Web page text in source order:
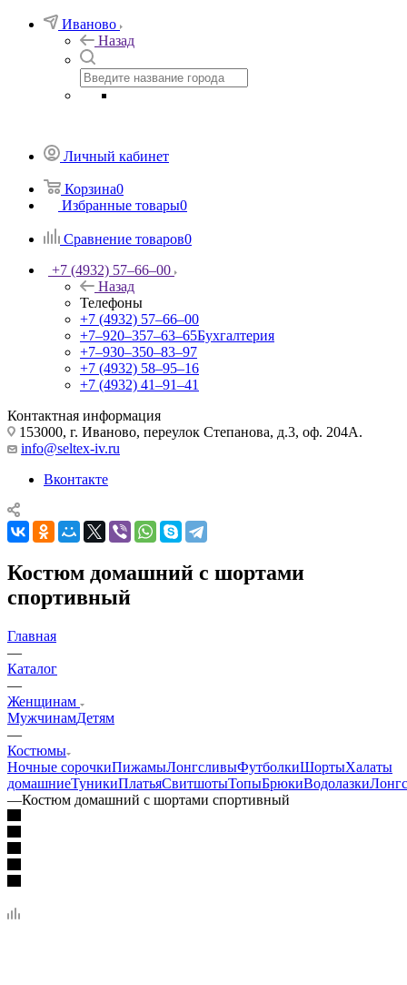
Иваново
Назад
Личный кабинет
Корзина0
Избранные товары0
Сравнение товаров0
+7 (4932) 57‒66‒00
Назад
Телефоны
+7 (4932) 57‒66‒00
+7‒920‒357‒63‒65Бухгалтерия
+7‒930‒350‒83‒97
+7 (4932) 58‒95‒16
+7 (4932) 41‒91‒41
Контактная информация
153000, г. Иваново, переулок Степанова, д.3, оф. 204А.
info@seltex-iv.ru
Вконтакте
Костюм домашний с шортами
спортивный
Главная
—
Каталог
—
Женщинам
МужчинамДетям
—
Костюмы
Ночные сорочкиПижамыЛонгсливыФутболкиШортыХалаты
домашниеТуникиПлатьяСвитшотыТопыБрюкиВодолазки
—Костюм домашний с шортами спортивный